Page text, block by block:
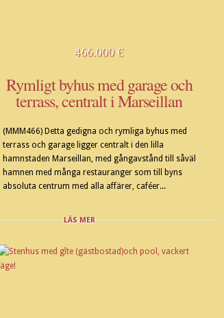
466.000 €
Rymligt byhus med garage och
terrass, centralt i Marseillan
(MMM466) Detta gedigna och rymliga byhus med
terrass och garage ligger centralt i den lilla
hamnstaden Marseillan, med gångavstånd till såväl
hamnen med många restauranger som till byns
absoluta centrum med alla affärer, caféer...
LÄS MER